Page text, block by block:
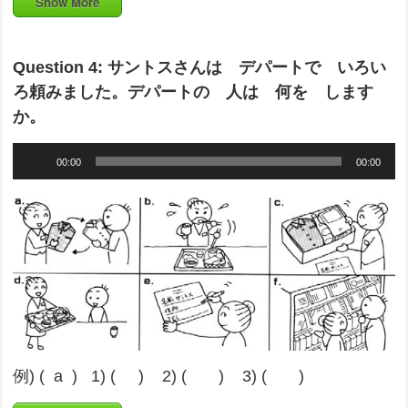
Question 4: サントスさんは デパートで いろい
ろ頼みました。デパートの 人は 何を します
か。
Player
00:00 00:00
例) ( a ) 1) ( ) 2) ( ) 3) ( )